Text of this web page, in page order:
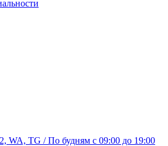
WA, TG / По будням c 09:00 до 19:00